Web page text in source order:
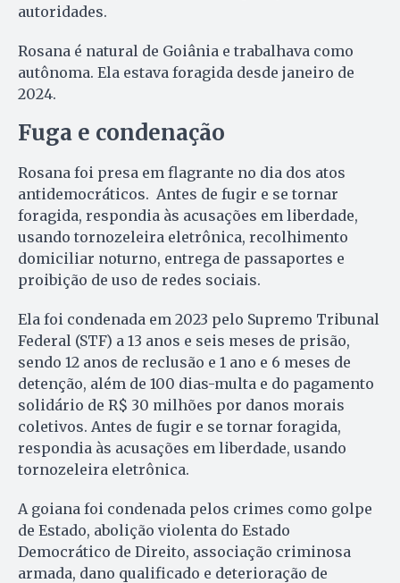
autoridades.
Rosana é natural de Goiânia e trabalhava como
autônoma. Ela estava foragida desde janeiro de
2024.
Fuga e condenação
Rosana foi presa em flagrante no dia dos atos
antidemocráticos. Antes de fugir e se tornar
foragida, respondia às acusações em liberdade,
usando tornozeleira eletrônica, recolhimento
domiciliar noturno, entrega de passaportes e
proibição de uso de redes sociais.
Ela foi condenada em 2023 pelo Supremo Tribunal
Federal (STF) a 13 anos e seis meses de prisão,
sendo 12 anos de reclusão e 1 ano e 6 meses de
detenção, além de 100 dias-multa e do pagamento
solidário de R$ 30 milhões por danos morais
coletivos. Antes de fugir e se tornar foragida,
respondia às acusações em liberdade, usando
tornozeleira eletrônica.
A goiana foi condenada pelos crimes como golpe
de Estado, abolição violenta do Estado
Democrático de Direito, associação criminosa
armada, dano qualificado e deterioração de